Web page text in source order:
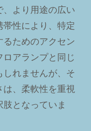
より用途の広い
性により、特定
ためのアクセン
ロアランプと同じ
れませんが、そ
、柔軟性を重視
となっていま